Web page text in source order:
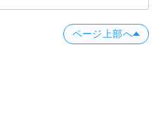
ページ上部へ